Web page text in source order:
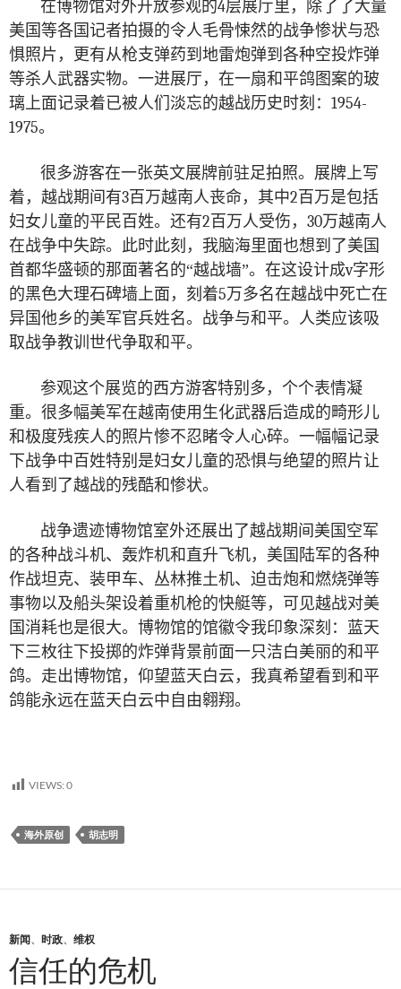
在博物馆对外开放参观的4层展厅里，除了了大量
美国等各国记者拍摄的令人毛骨悚然的战争惨状与恐
惧照片，更有从枪支弹药到地雷炮弹到各种空投炸弹
等杀人武器实物。一进展厅，在一扇和平鸽图案的玻
璃上面记录着已被人们淡忘的越战历史时刻： 1954-
1975。
很多游客在一张英文展牌前驻足拍照。展牌上写
着，越战期间有3百万越南人丧命，其中2 百万是包括
妇女儿童的平民百姓。还有2 百万人受伤， 30万越南人
在战争中失踪。此时此刻，我脑海里面也想到了美国
首都华盛顿的那面著名的“越战墙”。在这设计成v字形
的黑色大理石碑墙上面，刻着5万多名在越战中死亡在
异国他乡的美军官兵姓名。战争与和平。人类应该吸
取战争教训世代争取和平。
参观这个展览的西方游客特别多，个个表情凝
重。很多幅美军在越南使用生化武器后造成的畸形儿
和极度残疾人的照片惨不忍睹令人心碎。一幅幅记录
下战争中百姓特别是妇女儿童的恐惧与绝望的照片让
人看到了越战的残酷和惨状。
战争遗迹博物馆室外还展出了越战期间美国空军
的各种战斗机、轰炸机和直升飞机，美国陆军的各种
作战坦克、装甲车、丛林推土机、迫击炮和燃烧弹等
事物以及船头架设着重机枪的快艇等，可见越战对美
国消耗也是很大。博物馆的馆徽令我印象深刻：蓝天
下三枚往下投掷的炸弹背景前面一只洁白美丽的和平
鸽。走出博物馆，仰望蓝天白云，我真希望看到和平
鸽能永远在蓝天白云中自由翱翔。
VIEWS: 0
海外原创 胡志明
新闻、 时政、 维权
信任的危机